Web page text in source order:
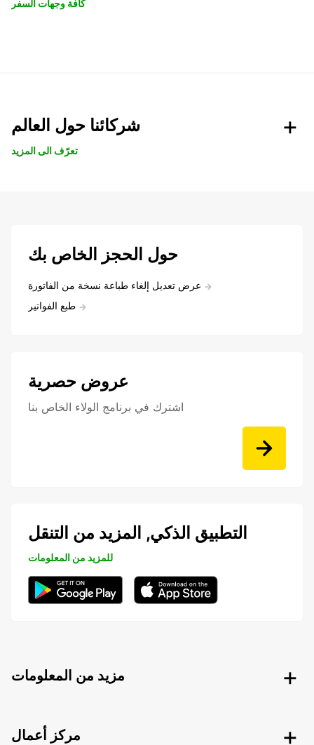
كافة وجهات السفر
شركائنا حول العالم
تعرّف الى المزيد
حول الحجز الخاص بك
عرض تعديل إلغاء طباعة نسخة من الفاتورة
طبع الفواتير
عروض حصرية
اشترك في برنامج الولاء الخاص بنا
التطبيق الذكي, المزيد من التنقل
للمزيد من المعلومات
مزيد من المعلومات
مركز أعمال